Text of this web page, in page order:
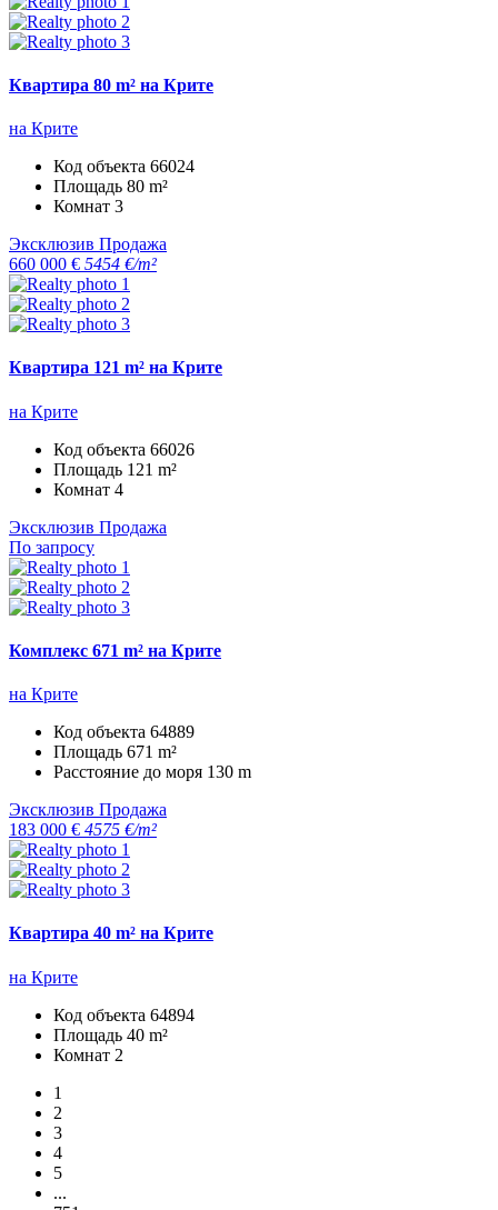
Квартира 80 m² на Крите
на Крите
Код объекта 66024
Площадь 80 m²
Комнат 3
Эксклюзив Продажа
660 000 € 5454 €/m²
Квартира 121 m² на Крите
на Крите
Код объекта 66026
Площадь 121 m²
Комнат 4
Эксклюзив Продажа
По запросу
Комплекс 671 m² на Крите
на Крите
Код объекта 64889
Площадь 671 m²
Расстояние до моря 130 m
Эксклюзив Продажа
183 000 € 4575 €/m²
Квартира 40 m² на Крите
на Крите
Код объекта 64894
Площадь 40 m²
Комнат 2
1
2
3
4
5
...